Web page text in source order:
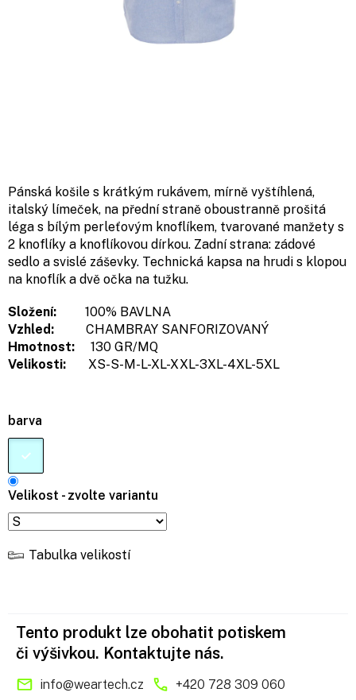
barva
Velikost - zvolte variantu
Tabulka velikostí
Pánská košile s krátkým rukávem, mírně vyštíhlená,
italský límeček, na přední straně oboustranně prošitá
léga s bílým perleťovým knoflíkem, tvarované manžety s
2 knoflíky a knoflíkovou dírkou. Zadní strana: zádové
sedlo a svislé záševky. Technická kapsa na hrudi s klopou
na knoflík a dvě očka na tužku.
Složení:
100% BAVLNA
Vzhled:
CHAMBRAY SANFORIZOVANÝ
Hmotnost:
130 GR/MQ
Velikosti:
XS-S-M-L-XL-XXL-3XL-4XL-5XL
Tento produkt lze obohatit potiskem
či výšivkou. Kontaktujte nás.
info@weartech.cz +420 728 309 060